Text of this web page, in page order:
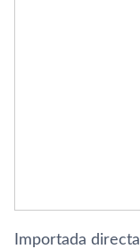
Importada